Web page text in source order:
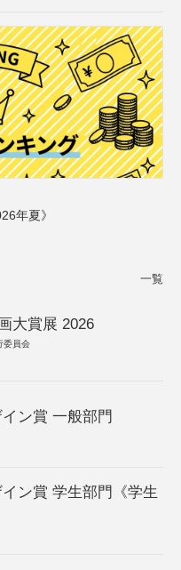
年夏》
一覧
大賞展 2026
委員会
ン賞 一般部門
ン賞 学生部門《学生